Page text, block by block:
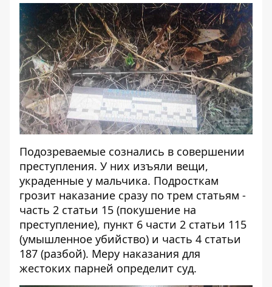
Подозреваемые сознались в совершении
преступления. У них изъяли вещи,
украденные у мальчика. Подросткам
грозит наказание сразу по трем статьям -
часть 2 статьи 15 (покушение на
преступление), пункт 6 части 2 статьи 115
(умышленное убийство) и часть 4 статьи
187 (разбой). Меру наказания для
жестоких парней определит суд.